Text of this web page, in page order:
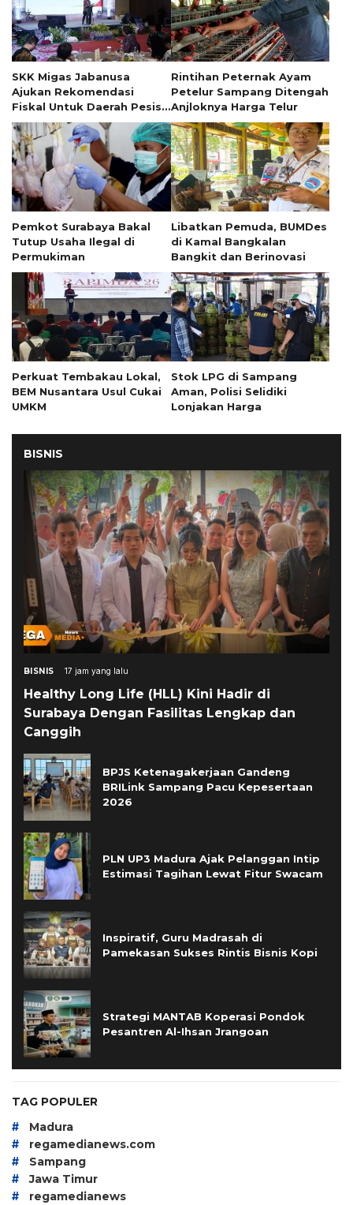
SKK Migas Jabanusa
Ajukan Rekomendasi
Fiskal Untuk Daerah Pesisir
Jawa Timur
Rintihan Peternak Ayam
Petelur Sampang Ditengah
Anjloknya Harga Telur
Pemkot Surabaya Bakal
Tutup Usaha Ilegal di
Permukiman
Libatkan Pemuda, BUMDes
di Kamal Bangkalan
Bangkit dan Berinovasi
Perkuat Tembakau Lokal,
BEM Nusantara Usul Cukai
UMKM
Stok LPG di Sampang
Aman, Polisi Selidiki
Lonjakan Harga
BISNIS
BISNIS 17 jam yang lalu
Healthy Long Life (HLL) Kini Hadir di
Surabaya Dengan Fasilitas Lengkap dan
Canggih
BPJS Ketenagakerjaan Gandeng
BRILink Sampang Pacu Kepesertaan
2026
PLN UP3 Madura Ajak Pelanggan Intip
Estimasi Tagihan Lewat Fitur Swacam
Inspiratif, Guru Madrasah di
Pamekasan Sukses Rintis Bisnis Kopi
Strategi MANTAB Koperasi Pondok
Pesantren Al-Ihsan Jrangoan
TAG POPULER
# Madura
# regamedianews.com
# Sampang
# Jawa Timur
# regamedianews